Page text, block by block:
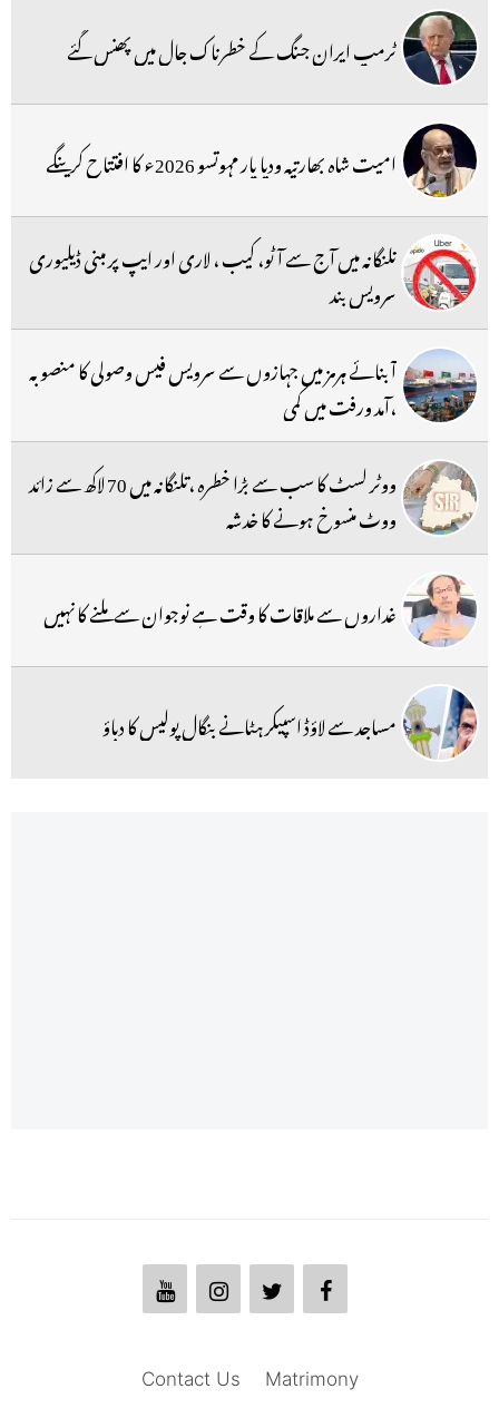
ٹرمپ ایران جنگ کے خطرناک جال میں پھنس گئے
امیت شاہ بھارتیہ ودیا پار مہوتسو 2026ء کا افتتاح کرینگے
تلنگانہ میں آج سے آٹو، کیب ، لاری اور ایپ پر مبنی ڈیلیوری
سرویس بند
آبنائے ہرمز میں جہازوں سے سرویس فیس وصولی کا منصوبہ
،آمد ورفت میں کمی
ووٹر لسٹ کا سب سے بڑا خطرہ ،تلنگانہ میں 70 لاکھ سے زائد
ووٹ منسوخ ہونے کا خدشہ
غداروں سے ملاقات کا وقت ہے نوجوان سے ملنے کا نہیں
مساجد سے لاؤڈ اسپیکر ہٹانے بنگال پولیس کا دباؤ
Matrimony
Contact Us